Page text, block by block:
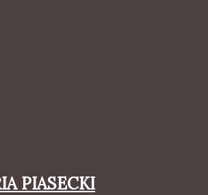
PIASECKI